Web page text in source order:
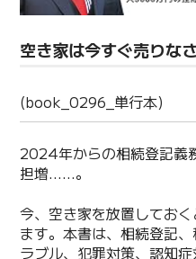
空き家は今すぐ売りな
(book_0296_単行本)
2024年からの相続登記義
担増……。
今、空き家を放置してお
ます。本書は、相続登記
ラブル、犯罪対策、認知